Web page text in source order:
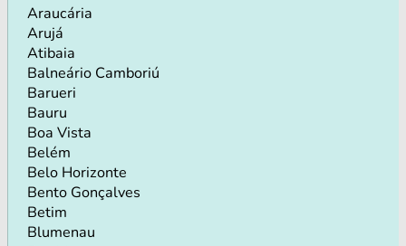
Araucária
Arujá
Atibaia
Balneário Camboriú
Barueri
Bauru
Boa Vista
Belém
Belo Horizonte
Bento Gonçalves
Betim
Blumenau